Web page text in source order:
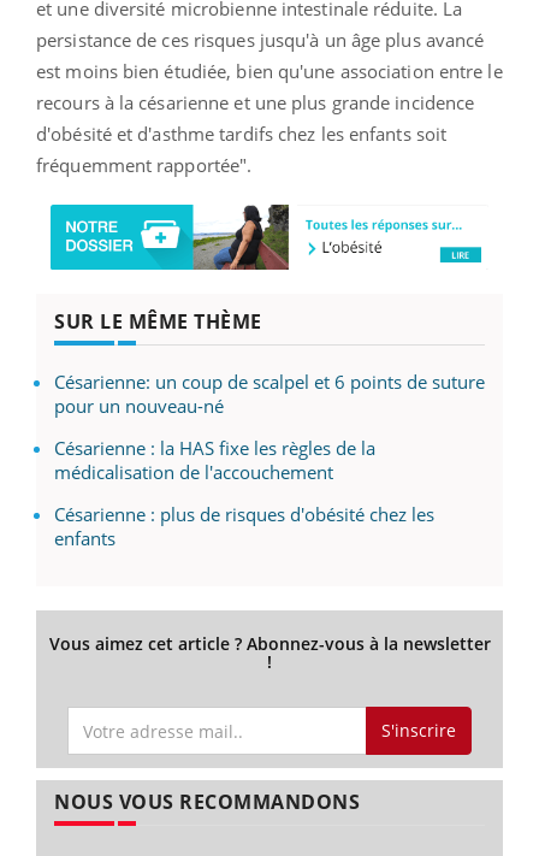
et une diversité microbienne intestinale réduite. La
persistance de ces risques jusqu'à un âge plus avancé
est moins bien étudiée, bien qu'une association entre le
recours à la césarienne et une plus grande incidence
d'obésité et d'asthme tardifs chez les enfants soit
fréquemment rapportée".
SUR LE MÊME THÈME
Césarienne: un coup de scalpel et 6 points de suture
pour un nouveau-né
Césarienne : la HAS fixe les règles de la
médicalisation de l'accouchement
Césarienne : plus de risques d'obésité chez les
enfants
Vous aimez cet article ? Abonnez-vous à la newsletter
!
S'inscrire
NOUS VOUS RECOMMANDONS